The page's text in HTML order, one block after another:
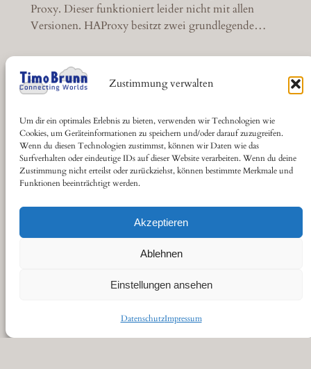
Zustimmung verwalten
Um dir ein optimales Erlebnis zu bieten, verwenden wir Technologien wie
Cookies, um Geräteinformationen zu speichern und/oder darauf zuzugreifen.
Wenn du diesen Technologien zustimmst, können wir Daten wie das
Surfverhalten oder eindeutige IDs auf dieser Website verarbeiten. Wenn du deine
Zustimmung nicht erteilst oder zurückziehst, können bestimmte Merkmale und
Funktionen beeinträchtigt werden.
Akzeptieren
Ablehnen
Einstellungen ansehen
DatenschutzImpressum
Proxy. Dieser funktioniert leider nicht mit allen
Versionen. HAProxy besitzt zwei grundlegende…
GitHub
LinkedIn
Instagram